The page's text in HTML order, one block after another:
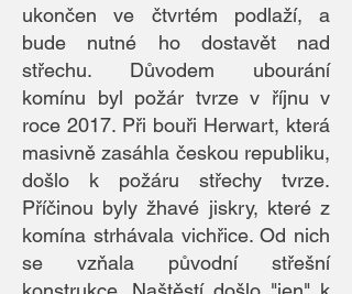
ukončen ve čtvrtém podlaží, a
bude nutné ho dostavět nad
střechu. Důvodem ubourání
komínu byl požár tvrze v říjnu v
roce 2017. Při bouři Herwart, která
masivně zasáhla českou republiku,
došlo k požáru střechy tvrze.
Příčinou byly žhavé jiskry, které z
komína strhávala vichřice. Od nich
se vzňala původní střešní